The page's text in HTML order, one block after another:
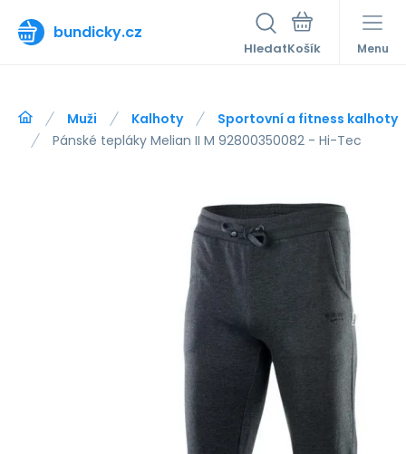
bundicky.cz
Hledat Menu
Muži Kalhoty
Sportovní a fitness kalhoty
Pánské tepláky Melian II M 92800350082 - Hi-Tec